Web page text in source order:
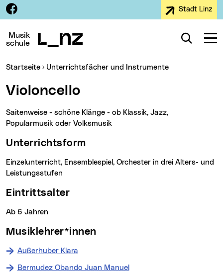
Facebook Stadt Linz
Musik
schule
Suche
Sie sind hier:
Startseite Unterrichtsfächer und Instrumente
Violoncello
Saitenweise - schöne Klänge - ob Klassik, Jazz,
Popularmusik oder Volksmusik
Unterrichtsform
Einzelunterricht, Ensemblespiel, Orchester in drei Alters- und
Leistungsstufen
Eintrittsalter
ab 6 Jahren
Musiklehrer*innen
Außerhuber Klara
Bermudez Obando Juan Manuel